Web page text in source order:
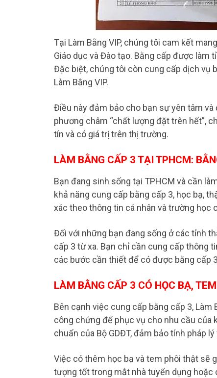
Tại Làm Bằng VIP, chúng tôi cam kết
Giáo dục và Đào tạo. Bằng cấp được làm
Đặc biệt, chúng tôi còn cung cấp dịch vụ
Làm Bằng VIP.
Điều này đảm bảo cho bạn sự yên tâm
phương châm “chất lượng đặt trên hết”,
tín và có giá trị trên thị trường.
LÀM BẰNG CẤP 3 TẠI TPHCM:
Bạn đang sinh sống tại TPHCM và cần
khả năng cung cấp bằng cấp 3, học bạ,
xác theo thông tin cá nhân và trường học
Đối với những bạn đang sống ở các tỉnh
cấp 3 từ xa. Bạn chỉ cần cung cấp thông
các bước cần thiết để có được bằng cấp
LÀM BẰNG CẤP 3 CÓ HỌC BẠ,
Bên cạnh việc cung cấp bằng cấp 3,
công chứng để phục vụ cho nhu cầu của
chuẩn của Bộ GDĐT, đảm bảo tính pháp
Việc có thêm học bạ và tem phôi thật sẽ
tượng tốt trong mắt nhà tuyển dụng hoặc